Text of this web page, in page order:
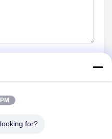
ΕΠΑΦΉ ΜΕ
for?